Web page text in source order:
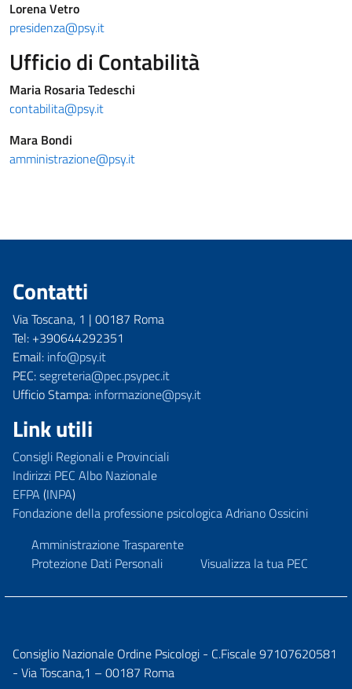
Lorena Vetro
presidenza@psy.it
Ufficio di Contabilità
Maria Rosaria Tedeschi
contabilita@psy.it
Mara Bondi
amministrazione@psy.it
Contatti
Via Toscana, 1 | 00187 Roma
Tel: +390644292351
Email: info@psy.it
PEC:segreteria@pec.psypec.it
Ufficio Stampa: informazione@psy.it
Link utili
Consigli Regionali e Provinciali
Indirizzi PEC Albo Nazionale
EFPA (INPA)
Fondazione della professione psicologica Adriano Ossicini
Amministrazione Trasparente
Protezione Dati Personali
Visualizza la tua PEC
Consiglio Nazionale Ordine Psicologi - C.Fiscale 97107620581
- Via Toscana,1 – 00187 Roma